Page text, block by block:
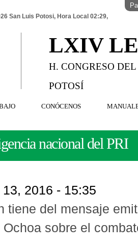
San Luis Potosi, Hora Local 02:29,
LXIV
H. CONGRESO
POTOSÍ
CONÓCENOS
nacional del PRI
2016 - 15:35
tiene del mensaje
sobre el